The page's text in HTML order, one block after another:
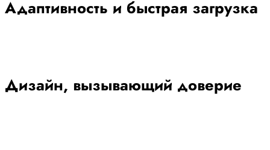
Адаптивность и быстрая загрузка
Дизайн, вызывающий доверие